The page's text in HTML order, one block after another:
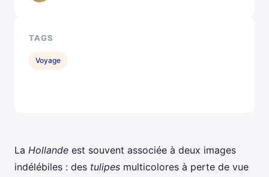
La Hollande est souvent associée à deux images
indélébiles : des tulipes multicolores à perte de vue
TAGS
Voyage